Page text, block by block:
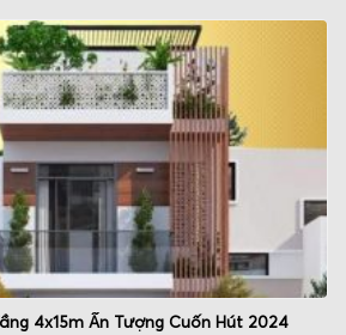
4x15m Ấn Tượng Cuốn Hút 2024